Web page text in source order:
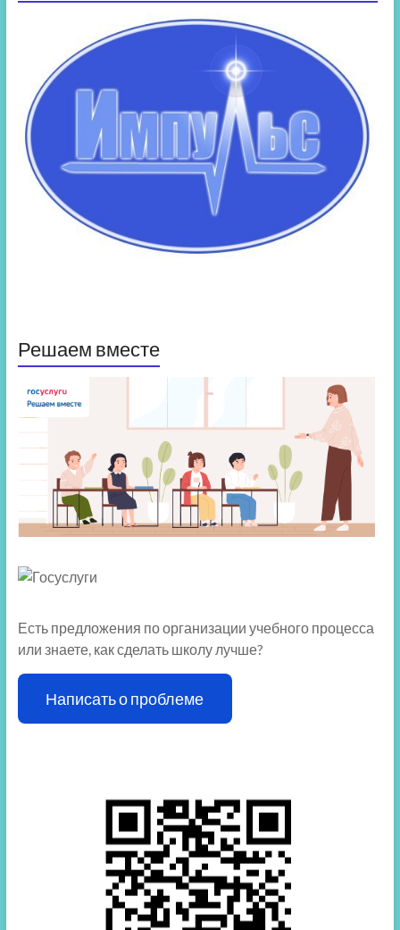
Решаем вместе
Есть предложения по организации учебного процесса
или знаете, как сделать школу лучше?
Написать о проблеме